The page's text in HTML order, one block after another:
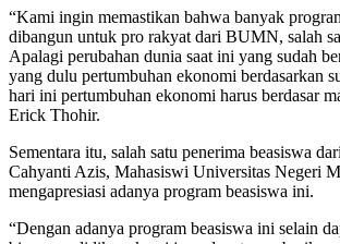
“Kami ingin memastikan bahwa banyak
dibangun untuk pro rakyat dari BUMN, salah
Apalagi perubahan dunia saat ini yang sudah
yang dulu pertumbuhan ekonomi berdasarkan
hari ini pertumbuhan ekonomi harus berdasar
Erick Thohir.
Sementara itu, salah satu penerima beasiswa
Cahyanti Azis, Mahasiswi Universitas Negeri
mengapresiasi adanya program beasiswa ini.
“Dengan adanya program beasiswa ini selain